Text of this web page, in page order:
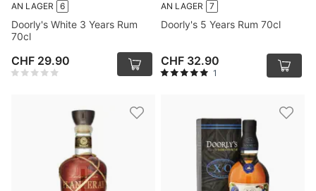
AN LAGER 6
Doorly's White 3 Years Rum
70cl
CHF 29.90
AN LAGER 7
Doorly's 5 Years Rum 70cl
CHF 32.90
1